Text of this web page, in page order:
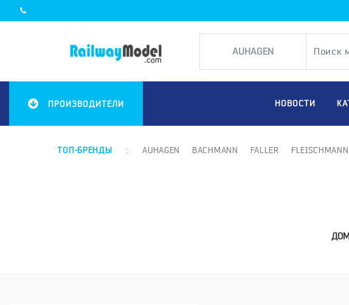
ПРОИЗВОДИТЕЛИ НОВОСТИ
ТОП-БРЕНДЫ : AUHAGEN BACHMANN FALLER FLEISCHMANN